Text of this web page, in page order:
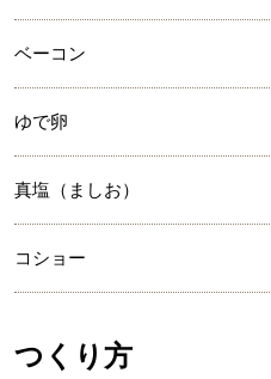
ベーコン
ゆで卵
真塩（ましお）
コショー
つくり方